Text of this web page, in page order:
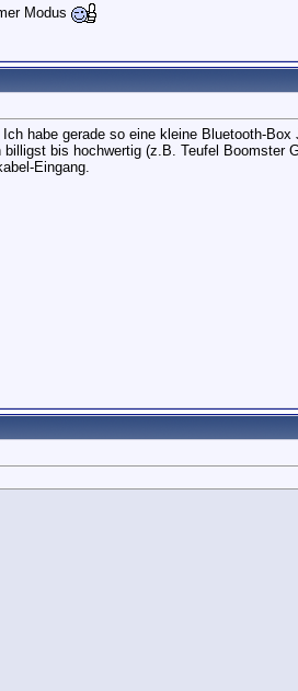
Modus
habe gerade so eine kleine Bluetooth-
bis hochwertig (z.B. Teufel Boomster
Eingang.